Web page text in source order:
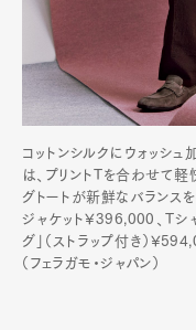
コットンシルクにウォッシュ
は、プリントTを合わせて軽
グトートが新鮮なバランスを
ジャケット¥396,000、Tシ
グ」（ストラップ付き）
（フェラガモ・ジャパン）